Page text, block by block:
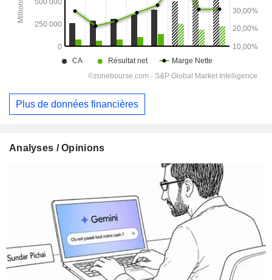
Plus de données financières
Analyses / Opinions